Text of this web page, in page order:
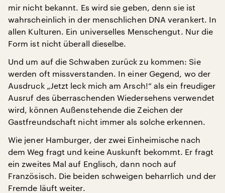
mir nicht bekannt. Es wird sie geben, denn sie ist
wahrscheinlich in der menschlichen DNA verankert. In
allen Kulturen. Ein universelles Menschengut. Nur die
Form ist nicht überall dieselbe.
Und um auf die Schwaben zurück zu kommen: Sie
werden oft missverstanden. In einer Gegend, wo der
Ausdruck „Jetzt leck mich am Arsch!“ als ein freudiger
Ausruf des überraschenden Wiedersehens verwendet
wird, können Außenstehende die Zeichen der
Gastfreundschaft nicht immer als solche erkennen.
Wie jener Hamburger, der zwei Einheimische nach
dem Weg fragt und keine Auskunft bekommt. Er fragt
ein zweites Mal auf Englisch, dann noch auf
Französisch. Die beiden schweigen beharrlich und der
Fremde läuft weiter.